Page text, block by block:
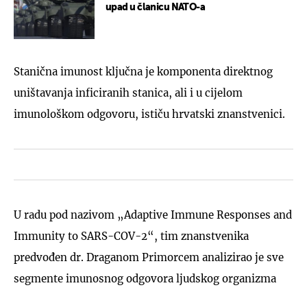
upad u članicu NATO-a
Stanična imunost ključna je komponenta direktnog
uništavanja inficiranih stanica, ali i u cijelom
imunološkom odgovoru, ističu hrvatski znanstvenici.
U radu pod nazivom „Adaptive Immune Responses and
Immunity to SARS-COV-2“, tim znanstvenika
predvođen dr. Draganom Primorcem analizirao je sve
segmente imunosnog odgovora ljudskog organizma